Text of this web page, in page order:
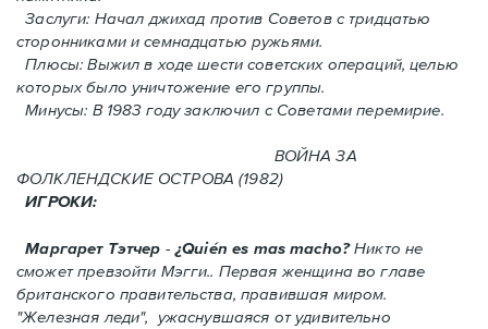
Заслуги: Начал джихад против Советов с тридцатью
сторонниками и семнадцатью ружьями.
Плюсы: Выжил в ходе шести советских операций, целью
которых было уничтожение его группы.
Минусы: В 1983 году заключил с Советами перемирие.
ВОЙНА ЗА
ФОЛКЛЕНДСКИЕ ОСТРОВА (1982)
ИГРОКИ:
Маргарет Тэтчер -¿Quién es mas macho?Никто не
сможет превзойти Мэгги.. Первая женщина во главе
британского правительства, правившая миром.
"Железная леди", ужаснувшаяся от удивительно